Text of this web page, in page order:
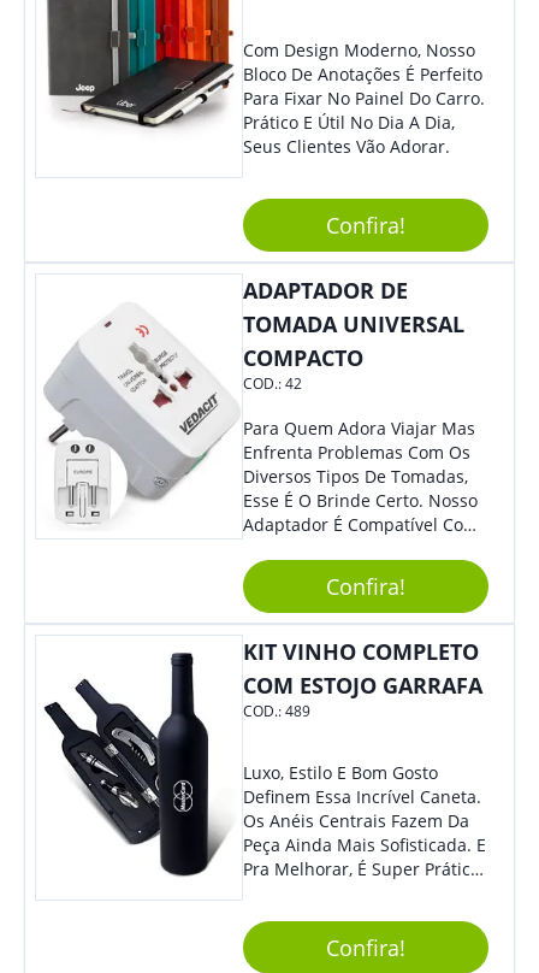
Com Design Moderno, Nosso
Bloco De Anotações É Perfeito
Para Fixar No Painel Do Carro.
Prático E Útil No Dia A Dia,
Seus Clientes Vão Adorar.
Confira!
ADAPTADOR DE
TOMADA UNIVERSAL
COMPACTO
COD.:42
Para Quem Adora Viajar Mas
Enfrenta Problemas Com Os
Diversos Tipos De Tomadas,
Esse É O Brinde Certo. Nosso
Adaptador É Compatível Com
Diferentes Países E Com
Todas As Tensões. Em
Tamanho Compacto, É
Perfeito Para Carregar Na
Praticidade Que Todos
Precisam Em Apenas Um
Personalize-O Com Sua Marca
E Ofereça A Seus Clientes E
Colaboradores. Útil E
Funcional, Com Certeza Todo
Mundo Irá Amar.
Confira!
KIT VINHO COMPLETO
COM ESTOJO GARRAFA
COD.:489
Luxo, Estilo E Bom Gosto
Definem Essa Incrível Caneta.
Os Anéis Centrais Fazem Da
Peça Ainda Mais Sofisticada. E
Pra Melhorar, É Super Prática
Por Giro. É De Impressionar!
Confira!